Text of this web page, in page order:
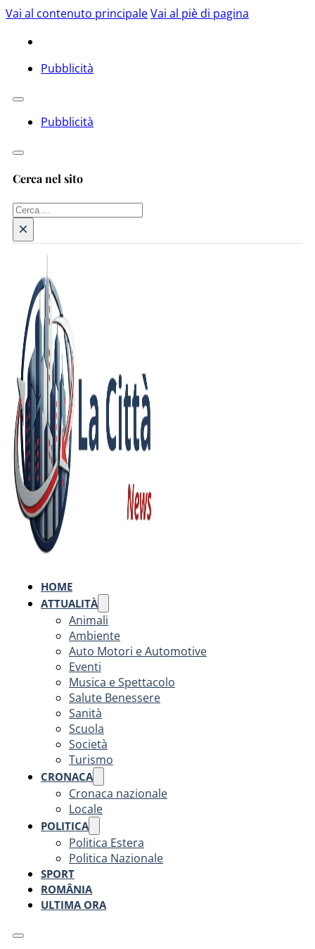
Vai al contenuto principaleVai al piè di pagina
Pubblicità
Pubblicità
Cerca nel sito
Cerca
×
HOME
ATTUALITÀ
Animali
Ambiente
Auto Motori e Automotive
Eventi
Musica e Spettacolo
Salute Benessere
Sanità
Scuola
Società
Turismo
CRONACA
Cronaca nazionale
Locale
POLITICA
Politica Estera
Politica Nazionale
SPORT
ROMÂNIA
ULTIMA ORA